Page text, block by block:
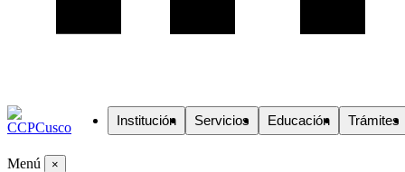
Institución Servicios Educación Trámites
Menú ×